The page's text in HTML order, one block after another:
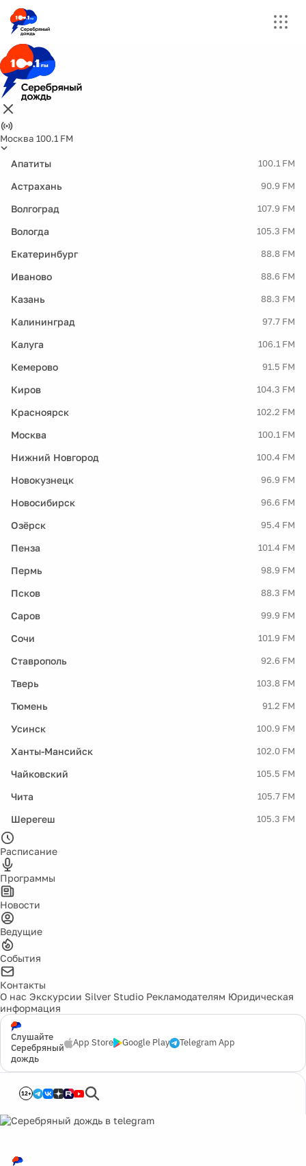
Москва 100.1 FM
Апатиты 100.1 FM
Астрахань 90.9 FM
Волгоград 107.9 FM
Вологда 105.3 FM
Екатеринбург 88.8 FM
Иваново 88.6 FM
Казань 88.3 FM
Калининград 97.7 FM
Калуга 106.1 FM
Кемерово 91.5 FM
Киров 104.3 FM
Красноярск 102.2 FM
Москва 100.1 FM
Нижний Новгород 100.4 FM
Новокузнецк 96.9 FM
Новосибирск 96.6 FM
Озёрск 95.4 FM
Пенза 101.4 FM
Пермь 98.9 FM
Псков 88.3 FM
Саров 99.9 FM
Сочи 101.9 FM
Ставрополь 92.6 FM
Тверь 103.8 FM
Тюмень 91.2 FM
Усинск 100.9 FM
Ханты-Мансийск 102.0 FM
Чайковский 105.5 FM
Чита 105.7 FM
Шерегеш 105.3 FM
Расписание
Программы
Новости
Ведущие
События
Контакты
О нас Экскурсии Silver Studio Рекламодателям Юридическая
информация
Слушайте
Серебряный
дождь
App Store Google Play Telegram App
12+